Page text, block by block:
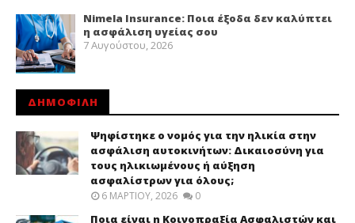
Nimela Insurance: Ποια έξοδα δεν καλύπτει
η ασφάλιση υγείας σου
7 Αυγούστου, 2026
ΔΗΜΟΦΙΛΗ
Ψηφίστηκε ο νομός για την ηλικία στην
ασφάλιση αυτοκινήτων: Δικαιοσύνη για
τους ηλικιωμένους ή αύξηση
ασφαλίστρων για όλους;
6 ΜΑΡΤΊΟΥ, 2026 0
Ποια είναι η Κοινοπραξία Ασφαλιστών και